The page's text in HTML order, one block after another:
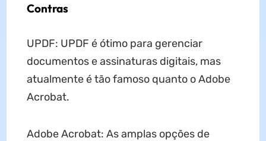
Contras
UPDF: UPDF é ótimo para gerenciar
documentos e assinaturas digitais, mas
atualmente é tão famoso quanto o Adobe
Acrobat.
Adobe Acrobat: As amplas opções de